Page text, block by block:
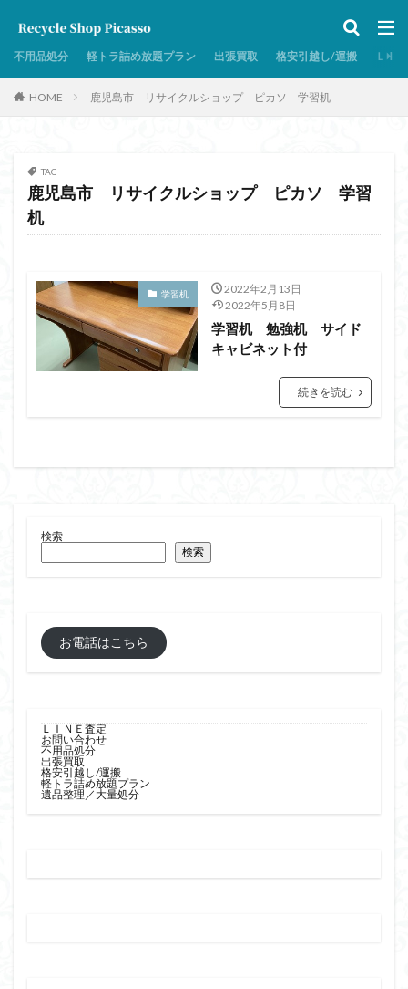
不用品処分 軽トラ詰め放題プラン 出張買取 格安引越し/運搬 ＬＩ
セット
鹿児島市 リサイクルショップピカソ たこ焼き機
鹿児島市 リサイクルショップピカソ クローゼットケース
鹿児島市 リサイクルショップピカソ IH炊飯ジャー
鹿児島市 リサイクルショップピカソ LPガステーブル
鹿児島市 リサイクルショップピカソ TVボード
鹿児島市 リサイクルショップピカソ アンブレラ スタン
ド
鹿児島市 リサイクルショップピカソ ガステーブル
鹿児島市 リサイクルショップピカソ サイドチェスト
鹿児島市 リサイクルショップピカソ ボックスBBQ
鹿児島市 リサイクルショップピカソ シングルパイプベッ
ド
鹿児島市 リサイクルショップピカソ スタンドミラー 姿
鏡
鹿児島市 リサイクルショップピカソ スチールウッドラッ
ク
HOME 鹿児島市 リサイクルショップ ピカソ 学習机
TAG
鹿児島市 リサイクルショップ ピカソ 学習
机
学習机
2022年2月13日
2022年5月8日
学習机 勉強机 サイド
キャビネット付
続きを読む
検索
検索
お電話はこちら
ＬＩＮＥ査定
お問い合わせ
不用品処分
出張買取
格安引越し/運搬
軽トラ詰め放題プラン
遺品整理／大量処分